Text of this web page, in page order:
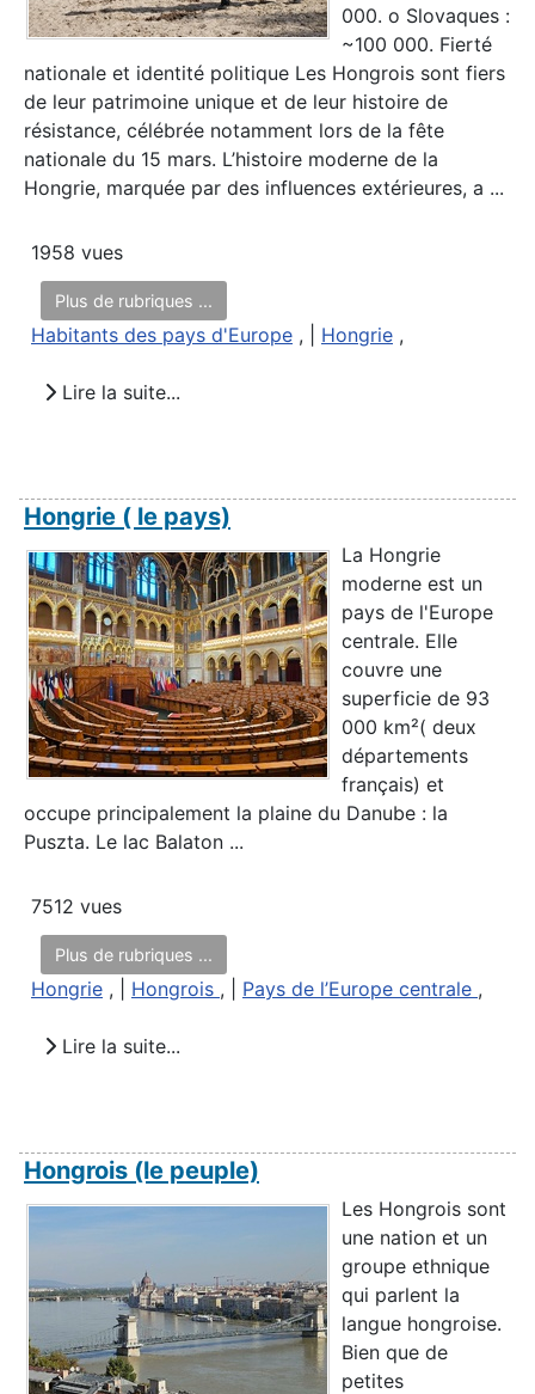
000. o Slovaques :
~100 000. Fierté
nationale et identité politique Les Hongrois sont fiers
de leur patrimoine unique et de leur histoire de
résistance, célébrée notamment lors de la fête
nationale du 15 mars. L’histoire moderne de la
Hongrie, marquée par des influences extérieures, a ...
1958 vues
Plus de rubriques ...
Habitants des pays d'Europe , | Hongrie ,
Lire la suite...
Hongrie ( le pays)
La Hongrie
moderne est un
pays de l'Europe
centrale. Elle
couvre une
superficie de 93
000 km²( deux
départements
français) et
occupe principalement la plaine du Danube : la
Puszta. Le lac Balaton ...
7512 vues
Plus de rubriques ...
Hongrie , | Hongrois , | Pays de l’Europe centrale ,
Lire la suite...
Hongrois (le peuple)
Les Hongrois sont
une nation et un
groupe ethnique
qui parlent la
langue hongroise.
Bien que de
petites